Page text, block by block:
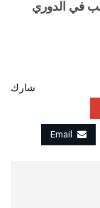
في الدوري
شارك
Email